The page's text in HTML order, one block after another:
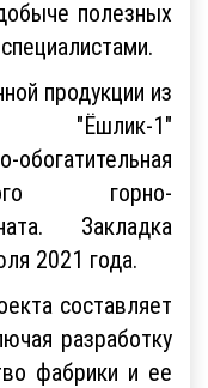
полезных
продукции из
"Ёшлик-1"
горно-
Закладка
2021 года.
составляет
разработку
фабрики и ее